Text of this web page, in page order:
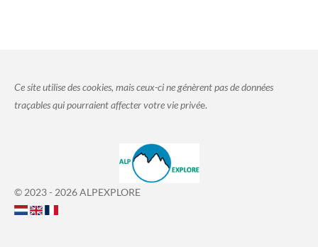
Ce site utilise des cookies, mais ceux-ci ne génèrent pas de données
traçables qui pourraient affecter votre vie privée.
© 2023 - 2026 ALPEXPLORE